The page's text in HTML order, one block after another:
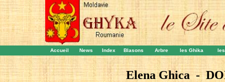
Accueil News Index Blasons Arbre les Ghika
Elena Ghica -